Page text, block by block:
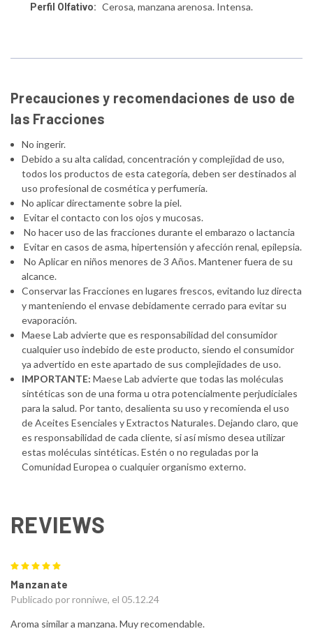
Perfil Olfativo: Cerosa, manzana arenosa. Intensa.
Precauciones y recomendaciones de uso de
las Fracciones
No ingerir.
Debido a su alta calidad, concentración y complejidad de uso,
todos los productos de esta categoría, deben ser destinados al
uso profesional de cosmética y perfumería.
No aplicar directamente sobre la piel.
Evitar el contacto con los ojos y mucosas.
No hacer uso de las fracciones durante el embarazo o lactancia
Evitar en casos de asma, hipertensión y afección renal, epilepsia.
No Aplicar en niños menores de 3 Años. Mantener fuera de su
alcance.
Conservar las Fracciones en lugares frescos, evitando luz directa
y manteniendo el envase debidamente cerrado para evitar su
evaporación.
Maese Lab advierte que es responsabilidad del consumidor
cualquier uso indebido de este producto, siendo el consumidor
ya advertido en este apartado de sus complejidades de uso.
IMPORTANTE: Maese Lab advierte que todas las moléculas
sintéticas son de una forma u otra potencialmente perjudiciales
para la salud. Por tanto, desalienta su uso y recomienda el uso
de Aceites Esenciales y Extractos Naturales. Dejando claro, que
es responsabilidad de cada cliente, si así mismo desea utilizar
estas moléculas sintéticas. Estén o no reguladas por la
Comunidad Europea o cualquier organismo externo.
REVIEWS
Manzanate
Publicado por ronniwe, el 05.12.24
Aroma similar a manzana. Muy recomendable.